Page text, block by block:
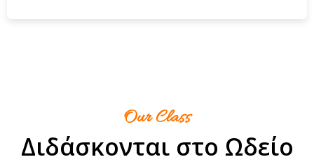
Our Class
Διδάσκονται στο Ωδείο